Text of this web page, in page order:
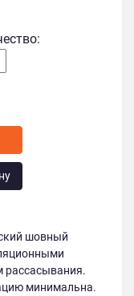
шовный
рассасывания.
минимальна.